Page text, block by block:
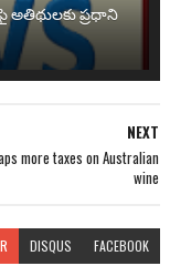
అతిథులకు ప్రధాని
NEXT
more taxes on Australian
wine
DISQUS FACEBOOK